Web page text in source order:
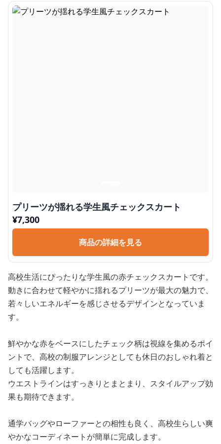
プリーツが揺れる学生風チェックスカート
¥7,300
商品の詳細を見る
高校生活にぴったりな学生風の赤チェックスカートです。
動きに合わせて軽やかに揺れるプリーツが最大の魅力で、
若々しいエネルギーを感じさせるデザインとなっていま
す。
鮮やかな赤をベースにしたチェック柄は視線を集めるポイ
ントで、高校の制服アレンジとしても休日のおしゃれ着と
しても活躍します。
ウエストラインはすっきりとまとまり、スタイルアップ効
果も期待できます。
通学バッグやローファーとの相性も良く、高校生らしい爽
やかなコーディネートが簡単に完成します。